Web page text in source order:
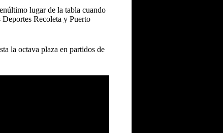
lugar de la tabla cuando
Deportes Recoleta y Puerto
la octava plaza en partidos de